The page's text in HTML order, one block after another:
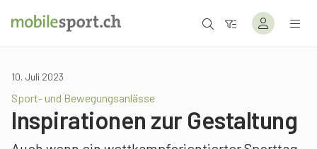
10. Juli 2023
Sport- und Bewegungsanlässe
Inspirationen zur Gestaltung